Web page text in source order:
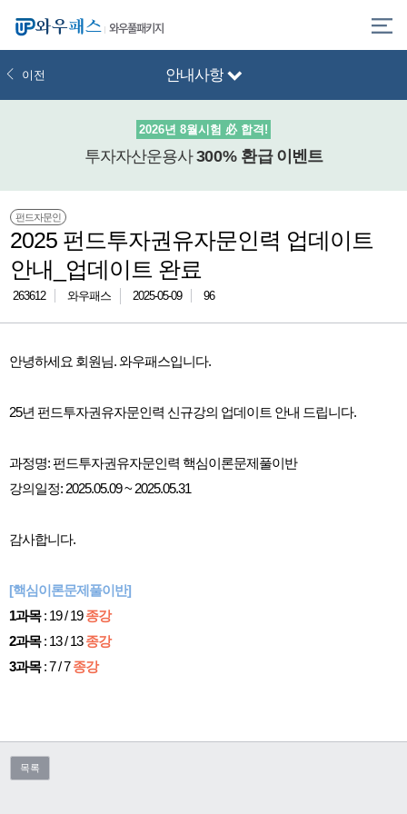
와우풀패키지
안내사항
이전
2026년 8월시험 必 합격!
투자자산운용사300% 환급이벤트
펀드자문인
2025 펀드투자권유자문인력 업데이트
안내_업데이트 완료
263612 와우패스 2025-05-09 96
안녕하세요 회원님. 와우패스입니다.
25년 펀드투자권유자문인력 신규강의 업데이트 안내 드립니다.
과정명: 펀드투자권유자문인력 핵심이론문제풀이반
강의일정: 2025.05.09 ~ 2025.05.31
감사합니다.
[핵심이론문제풀이반]
1과목: 19 / 19종강
2과목: 13 / 13종강
3과목: 7 / 7종강
목록